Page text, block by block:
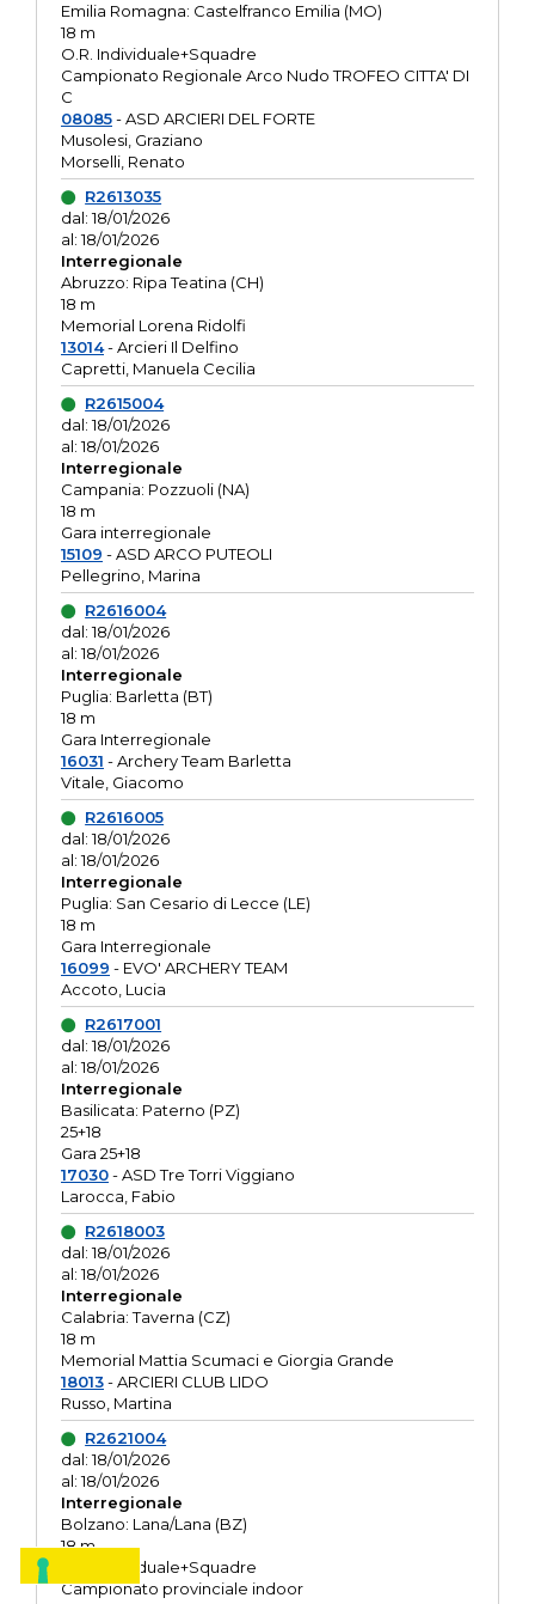
Emilia Romagna: Castelfranco Emilia (MO)
18 m
O.R. Individuale+Squadre
Campionato Regionale Arco Nudo TROFEO CITTA' DI
C
08085- ASD ARCIERI DEL FORTE
Musolesi, Graziano
Morselli, Renato
R2613035
dal: 18/01/2026
al: 18/01/2026
Interregionale
Abruzzo: Ripa Teatina (CH)
18 m
Memorial Lorena Ridolfi
13014- Arcieri Il Delfino
Capretti, Manuela Cecilia
R2615004
dal: 18/01/2026
al: 18/01/2026
Interregionale
Campania: Pozzuoli (NA)
18 m
Gara interregionale
15109 - ASD ARCO PUTEOLI
Pellegrino, Marina
R2616004
dal: 18/01/2026
al: 18/01/2026
Interregionale
Puglia: Barletta (BT)
18 m
Gara Interregionale
16031 - Archery Team Barletta
Vitale, Giacomo
R2616005
dal: 18/01/2026
al: 18/01/2026
Interregionale
Puglia: San Cesario di Lecce (LE)
18 m
Gara Interregionale
16099 - EVO' ARCHERY TEAM
Accoto, Lucia
R2617001
dal: 18/01/2026
al: 18/01/2026
Interregionale
Basilicata: Paterno (PZ)
25+18
Gara 25+18
17030- ASD Tre Torri Viggiano
Larocca, Fabio
R2618003
dal: 18/01/2026
al: 18/01/2026
Interregionale
Calabria: Taverna (CZ)
18 m
Memorial Mattia Scumaci e Giorgia Grande
18013- ARCIERI CLUB LIDO
Russo, Martina
R2621004
dal: 18/01/2026
al: 18/01/2026
Interregionale
Bolzano: Lana/Lana (BZ)
18 m
O.R. Individuale+Squadre
Campionato provinciale indoor